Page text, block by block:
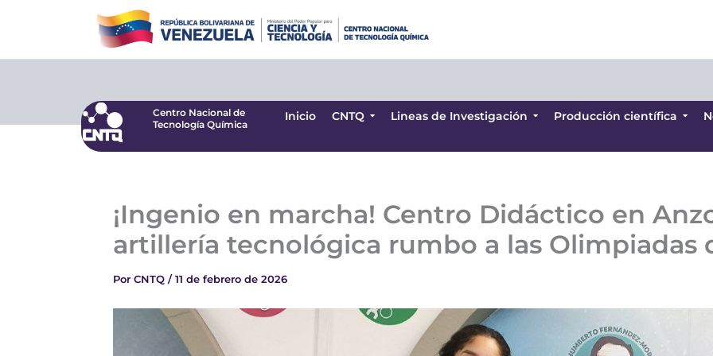
Tecnología Química
CNTQ
Centro Nacional de
Tecnología Química
Inicio CNTQ Lineas de Investigación Producción científica
¡Ingenio en marcha! Centro Didáctico en
artillería tecnológica rumbo a las Olimpiadas
Por CNTQ /11 de febrero de 2026